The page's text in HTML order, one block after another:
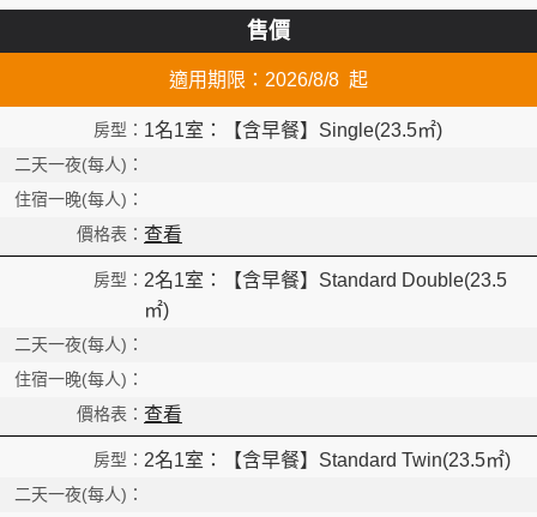
售價
適用期限：2026/8/8 起
1名1室：【含早餐】Single(23.5㎡)
查看
2名1室：【含早餐】Standard Double(23.5
㎡)
查看
2名1室：【含早餐】Standard Twin(23.5㎡)